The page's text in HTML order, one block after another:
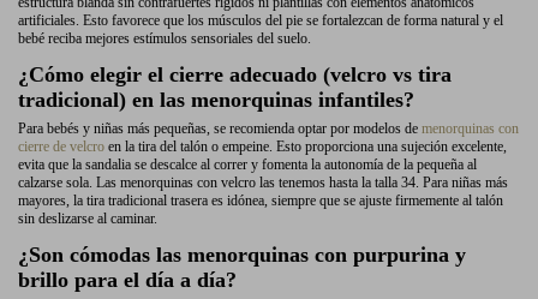
artificiales. Esto favorece que los músculos del pie se fortalezcan de forma natural y el
bebé reciba mejores estímulos sensoriales del suelo.
¿Cómo elegir el cierre adecuado (velcro vs tira
tradicional) en las menorquinas infantiles?
Para bebés y niñas más pequeñas, se recomienda optar por modelos de menorquinas con
cierre de velcro en la tira del talón o empeine. Esto proporciona una sujeción excelente,
evita que la sandalia se descalce al correr y fomenta la autonomía de la pequeña al
calzarse sola. Las menorquinas con velcro las tenemos hasta la talla 34. Para niñas más
mayores, la tira tradicional trasera es idónea, siempre que se ajuste firmemente al talón
sin deslizarse al caminar.
¿Son cómodas las menorquinas con purpurina y
brillo para el día a día?